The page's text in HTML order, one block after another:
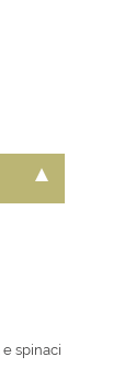
spinaci